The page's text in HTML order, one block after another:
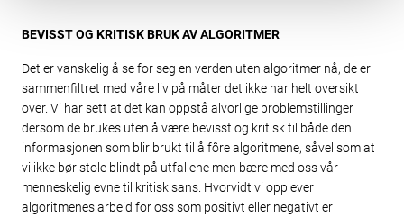
BEVISST OG KRITISK BRUK AV ALGORITMER
Det er vanskelig å se for seg en verden uten algoritmer nå, de er
sammenfiltret med våre liv på måter det ikke har helt oversikt
over. Vi har sett at det kan oppstå alvorlige problemstillinger
dersom de brukes uten å være bevisst og kritisk til både den
informasjonen som blir brukt til å fôre algoritmene, såvel som at
vi ikke bør stole blindt på utfallene men bære med oss vår
menneskelig evne til kritisk sans. Hvorvidt vi opplever
algoritmenes arbeid for oss som positivt eller negativt er